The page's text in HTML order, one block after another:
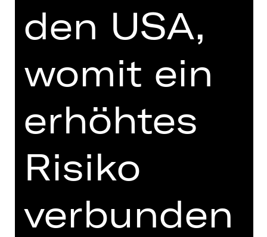
TERMINE UND BESETZUNG
VIDEO/AUDIO
FOTOS
PRESSESTIMMEN
MEHR DAZU IM DIGITALEN
PROGRAMMHEFT
den USA,
womit ein
erhöhtes
Risiko
verbunden